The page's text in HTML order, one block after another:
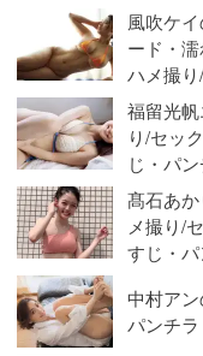
風吹ケ
ード・
ハメ撮り
福留光
り/セッ
じ・パ
髙石あ
メ撮り/
すじ・
中村ア
パンチ